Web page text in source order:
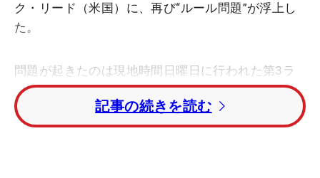
ク・リード（米国）に、再び“ルール問題”が浮上し
た。
問題が起きたのは現地時間日曜日に行われた第3ラ
ウンドで、17番パー4のティショットを曲げたリー
ドのボールはコース内の“パームツリー”を直撃し、
ボールはそのまま木の中へと潜ってしまった。
記事の続きを読む